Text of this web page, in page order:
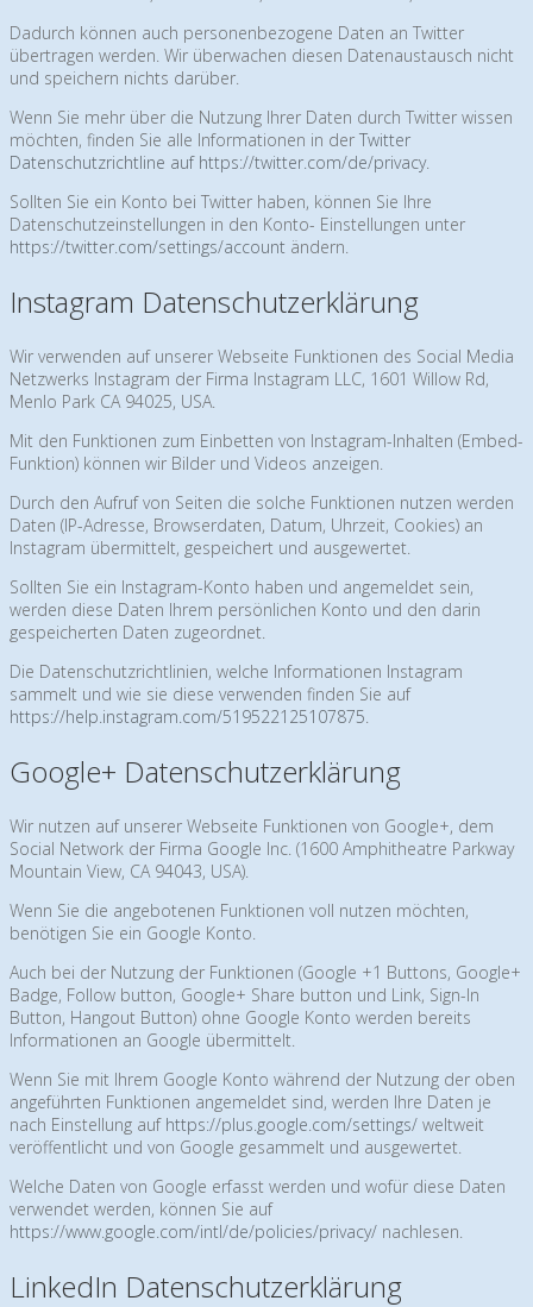
Dadurch können auch personenbezogene Daten an Twitter
übertragen werden. Wir überwachen diesen Datenaustausch nicht
und speichern nichts darüber.
Wenn Sie mehr über die Nutzung Ihrer Daten durch Twitter wissen
möchten, finden Sie alle Informationen in der Twitter
Datenschutzrichtline auf https://twitter.com/de/privacy.
Sollten Sie ein Konto bei Twitter haben, können Sie Ihre
Datenschutzeinstellungen in den Konto- Einstellungen unter
https://twitter.com/settings/account ändern.
Instagram Datenschutzerklärung
Wir verwenden auf unserer Webseite Funktionen des Social Media
Netzwerks Instagram der Firma Instagram LLC, 1601 Willow Rd,
Menlo Park CA 94025, USA.
Mit den Funktionen zum Einbetten von Instagram-Inhalten (Embed-
Funktion) können wir Bilder und Videos anzeigen.
Durch den Aufruf von Seiten die solche Funktionen nutzen werden
Daten (IP-Adresse, Browserdaten, Datum, Uhrzeit, Cookies) an
Instagram übermittelt, gespeichert und ausgewertet.
Sollten Sie ein Instagram-Konto haben und angemeldet sein,
werden diese Daten Ihrem persönlichen Konto und den darin
gespeicherten Daten zugeordnet.
Die Datenschutzrichtlinien, welche Informationen Instagram
sammelt und wie sie diese verwenden finden Sie auf
https://help.instagram.com/519522125107875.
Google+ Datenschutzerklärung
Wir nutzen auf unserer Webseite Funktionen von Google+, dem
Social Network der Firma Google Inc. (1600 Amphitheatre Parkway
Mountain View, CA 94043, USA).
Wenn Sie die angebotenen Funktionen voll nutzen möchten,
benötigen Sie ein Google Konto.
Auch bei der Nutzung der Funktionen (Google +1 Buttons, Google+
Badge, Follow button, Google+ Share button und Link, Sign-In
Button, Hangout Button) ohne Google Konto werden bereits
Informationen an Google übermittelt.
Wenn Sie mit Ihrem Google Konto während der Nutzung der oben
angeführten Funktionen angemeldet sind, werden Ihre Daten je
nach Einstellung auf https://plus.google.com/settings/ weltweit
veröffentlicht und von Google gesammelt und ausgewertet.
Welche Daten von Google erfasst werden und wofür diese Daten
verwendet werden, können Sie auf
https://www.google.com/intl/de/policies/privacy/ nachlesen.
LinkedIn Datenschutzerklärung